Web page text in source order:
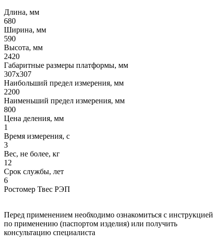
Длина, мм
680
Ширина, мм
590
Высота, мм
2420
Габаритные размеры платформы, мм
307х307
Наибольший предел измерения, мм
2200
Наименьший предел измерения, мм
800
Цена деления, мм
1
Время измерения, с
3
Вес, не более, кг
12
Срок службы, лет
6
Ростомер Твес РЭП
Перед применением необходимо ознакомиться с инструкцией
по применению (паспортом изделия) или получить
консультацию специалиста